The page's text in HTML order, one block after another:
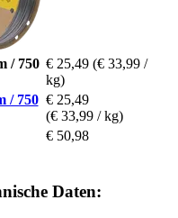
/ 750 € 25,49 (€ 33,99 /
kg)
/ 750 € 25,49
(€ 33,99 / kg)
€ 50,98
Daten: